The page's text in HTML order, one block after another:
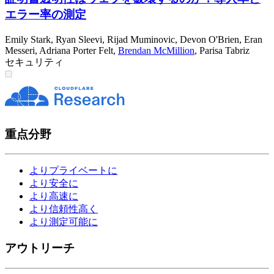
エラー率の測定
Emily Stark, Ryan Sleevi, Rijad Muminovic, Devon O'Brien, Eran
Messeri, Adriana Porter Felt, Brendan McMillion, Parisa Tabriz
セキュリティ
重点分野
よりプライベートに
より安全に
より高速に
より信頼性高く
より測定可能に
アウトリーチ